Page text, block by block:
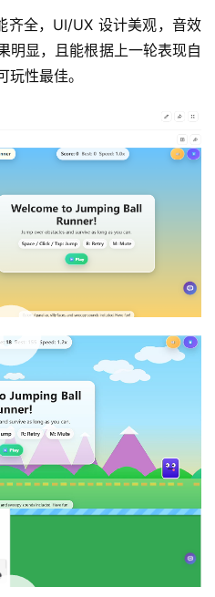
齐全，UI/UX 设计美观，音效
明显，且能根据上一轮表现自
性最佳。
UI/UX 有很大优化空间。